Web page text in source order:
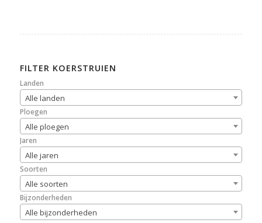
FILTER KOERSTRUIEN
Landen
Alle landen
Ploegen
Alle ploegen
Jaren
Alle jaren
Soorten
Alle soorten
Bijzonderheden
Alle bijzonderheden